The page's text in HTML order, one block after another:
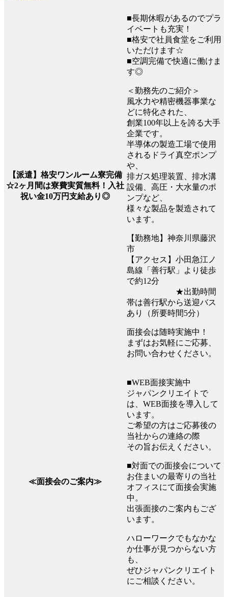
【派遣】格安ワンルーム寮完備
☆2ヶ月間は寮費実質無料！入社
祝い金10万円支給あり◎
■長期休暇があるのでプラ
イベートも充実！
■格安で社員食堂をご利用
いただけます☆
■空調完備で快適に働けま
す◎
＜勤務先のご紹介＞
風水力や精密機器事業な
どに特化された、
創業100年以上を誇る大手
企業です。
半導体の製造工場で使用
されるドライ真空ポンプ
や、
排ガス処理装置、排水溝
設備、高圧・大水量のポ
ンプなど、
様々な製品を製造されて
います。
【勤務地】神奈川県藤沢
市
【アクセス】小田急江ノ
島線「善行駅」より徒歩
で約12分
★出勤時間
帯は善行駅から送迎バス
あり（所要時間5分）
面接会は随時実施中！
まずはお気軽にご応募、
お問い合わせください。
≪面接会のご案内≫
■WEB面接実施中
ジャパンクリエイトで
は、WEB面接を導入して
います。
ご希望の方はご応募後の
当社からの連絡の際
その旨お伝えください。
■対面での面接会について
お住まいの最寄りの当社
オフィスにて面接会実施
中。
出張面接のご案内もござ
います。
ハローワークでもなかな
か仕事が見つからない方
も、
ぜひジャパンクリエイト
にご相談ください。